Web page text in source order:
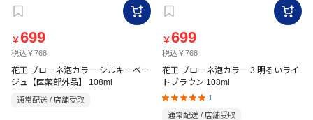
￥699
税込￥768
花王 ブローネ泡カラー シルキーベー
ジュ【医薬部外品】 108ml
通常配送 / 店舗受取
￥699
税込￥768
花王 ブローネ泡カラー 3 明るいライ
トブラウン 108ml
1
通常配送 / 店舗受取